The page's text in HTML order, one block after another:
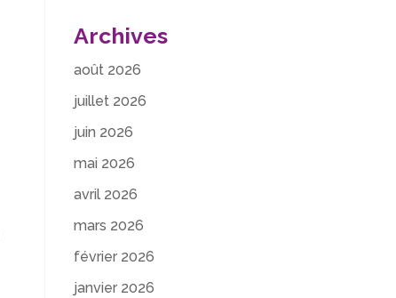
Archives
août 2026
juillet 2026
juin 2026
mai 2026
avril 2026
mars 2026
février 2026
janvier 2026